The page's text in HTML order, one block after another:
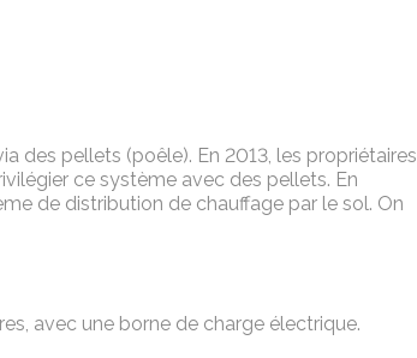
des pellets (poêle). En 2013, les propriétaires
ce système avec des pellets. En
de distribution de chauffage par le sol. On
avec une borne de charge électrique.